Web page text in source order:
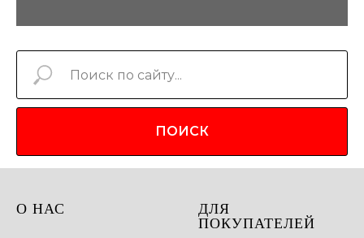
ПОИСК
О НАС ДЛЯ
ПОКУПАТЕЛЕЙ